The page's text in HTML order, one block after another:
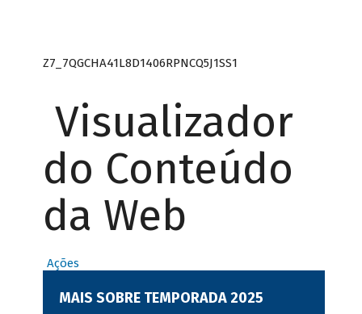
Z7_7QGCHA41L8D1406RPNCQ5J1SS1
Visualizador
do Conteúdo
da Web
Ações
MAIS SOBRE TEMPORADA 2025